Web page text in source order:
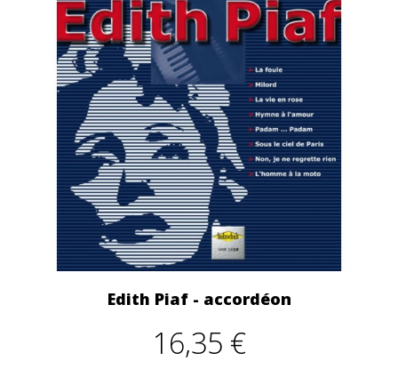
Edith Piaf - accordéon
16,35 €